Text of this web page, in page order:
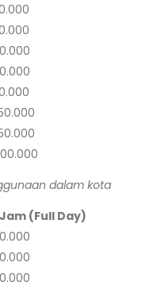
dalam kota
Jam (Full Day)